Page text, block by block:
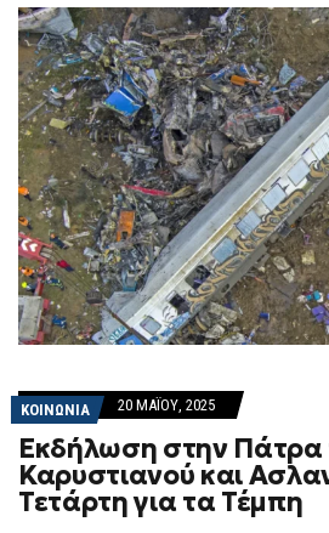
ΚΟΙΝΩΝΙΑ 20 ΜΑΪ́ΟΥ, 2025
Εκδήλωση στην Πάτρα
Καρυστιανού και
Τετάρτη για τα Τέμπη